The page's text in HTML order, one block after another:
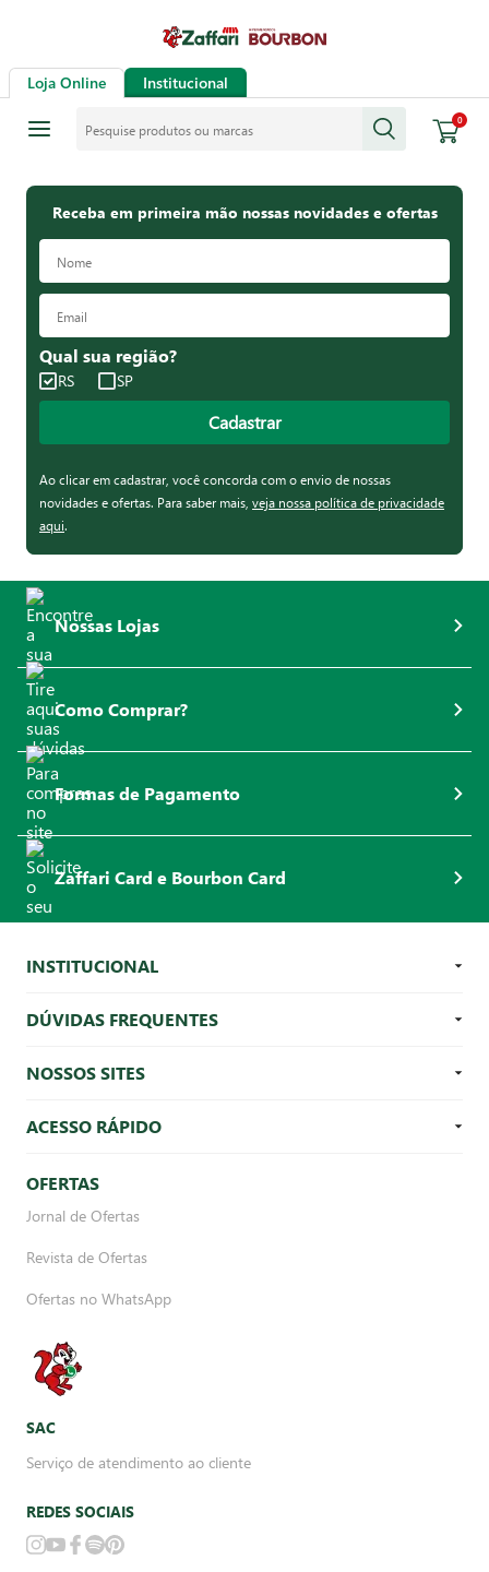
Loja Online Institucional
0
Receba em primeira mão nossas novidades e ofertas
Qual sua região?
RS SP
Cadastrar
Ao clicar em cadastrar, você concorda com o envio de nossas
novidades e ofertas. Para saber mais, veja nossa política de privacidade
aqui.
Nossas Lojas
Como Comprar?
Formas de Pagamento
Zaffari Card e Bourbon Card
INSTITUCIONAL
DÚVIDAS FREQUENTES
NOSSOS SITES
ACESSO RÁPIDO
OFERTAS
Jornal de Ofertas
Revista de Ofertas
Ofertas no WhatsApp
SAC
Serviço de atendimento ao cliente
REDES SOCIAIS